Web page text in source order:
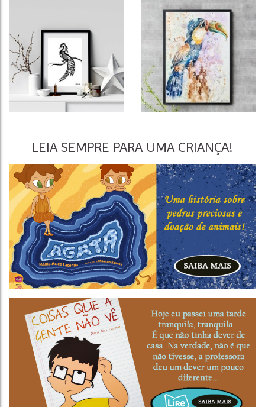
LEIA SEMPRE PARA UMA CRIANÇA!